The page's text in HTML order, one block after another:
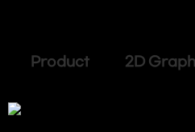
Product 2D